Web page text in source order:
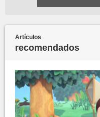
Artículos
recomendados